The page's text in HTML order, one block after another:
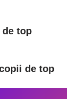
top
de top